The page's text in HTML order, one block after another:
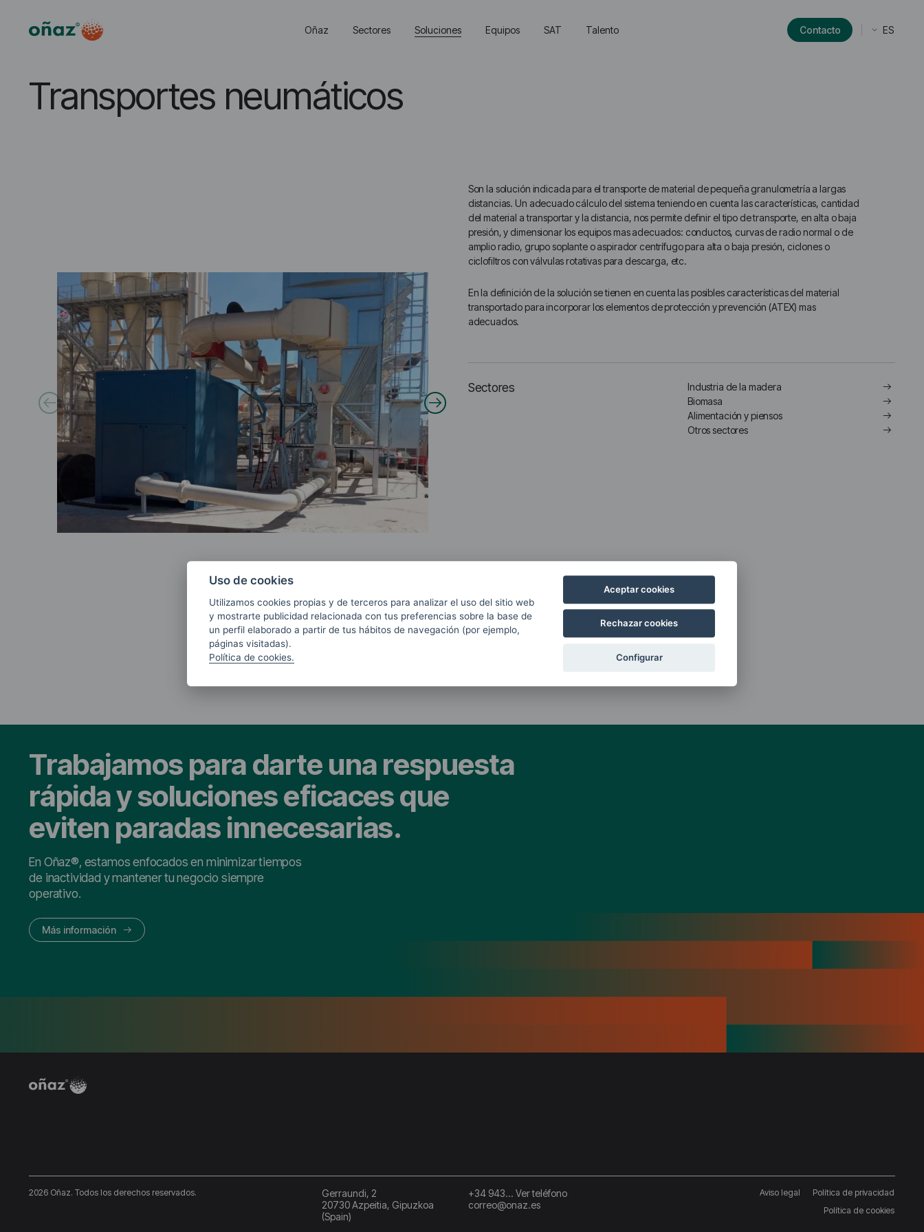
Main
Oñaz Sectores Soluciones Equipos SAT Talento Contacto ES
Transportes neumáticos
​Son la solución indicada para el transporte de material de pequeña granulometría a largas
distancias. Un adecuado cálculo del sistema teniendo en cuenta las características, cantidad
del material a transportar y la distancia, nos permite definir el tipo de transporte, en alta o baja
presión, y dimensionar los equipos mas adecuados: conductos, curvas de radio normal o de
amplio radio, grupo soplante o aspirador centrífugo para alta o baja presión, ciclones o
ciclofiltros con válvulas rotativas para descarga, etc.​
En la definición de la solución se tienen en cuenta las posibles características del material
transportado para incorporar los elementos de protección y prevención (ATEX) mas
adecuados.
Sectores
Industria de la madera​
Biomasa
Alimentación y piensos​
Otros sectores
Trabajamos para darte una respuesta
rápida y soluciones eficaces que
eviten paradas innecesarias.
En Oñaz®, estamos enfocados en minimizar tiempos
de inactividad y mantener tu negocio siempre
operativo.
Más información
Gerraundi, 2
20730 Azpeitia, Gipuzkoa
(Spain)
+34 943... Ver teléfono
correo@onaz.es
Pie
Aviso legal
Política de privacidad
Política de cookies
2026 Oñaz. Todos los derechos reservados.
Uso de cookies
Utilizamos cookies propias y de terceros para analizar el uso del sitio web
y mostrarte publicidad relacionada con tus preferencias sobre la base de
un perfil elaborado a partir de tus hábitos de navegación (por ejemplo,
páginas visitadas).
Política de cookies.
Aceptar cookies
Rechazar cookies
Configurar